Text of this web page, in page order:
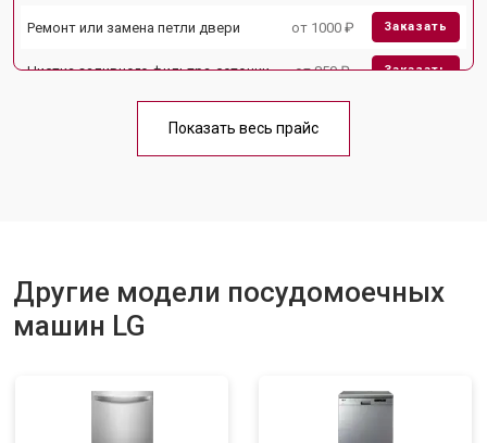
Ремонт или замена петли двери от 1000 ₽ Заказать
Чистка заливного фильтра-сеточки от 850 ₽ Заказать
Ремонт теплообменника от 2000 ₽
Ремонт или замена системы защиты
от протечек
от 1800 ₽ Заказать
Ремонт или замена пружины дверцы
от 2450 ₽
Показать весь прайс
Другие модели посудомоечных
машин LG